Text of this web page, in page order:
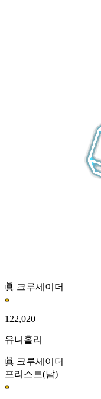
眞 크루세이더
122,020
유니홀리
眞 크루세이더
프리스트(남)